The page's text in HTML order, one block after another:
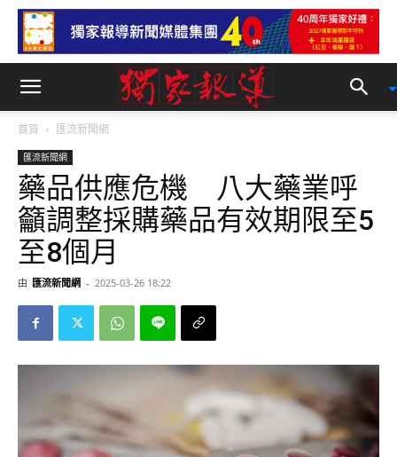
首頁 匯流新聞網
匯流新聞網
藥品供應危機 八大藥業呼
籲調整採購藥品有效期限至5
至8個月
由 匯流新聞網 - 2025-03-26 18:22